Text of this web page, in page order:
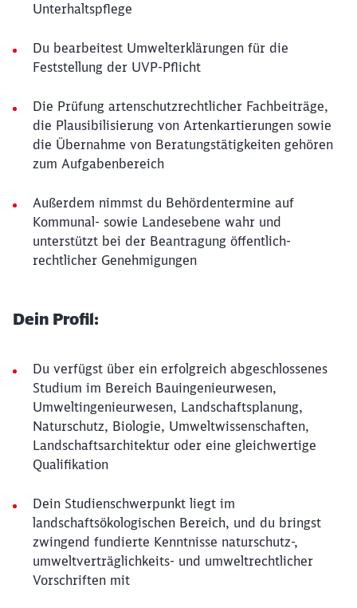
Unterhaltspflege
Du bearbeitest Umwelterklärungen für die
Feststellung der UVP-Pflicht
Die Prüfung artenschutzrechtlicher Fachbeiträge,
die Plausibilisierung von Artenkartierungen sowie
die Übernahme von Beratungstätigkeiten gehören
zum Aufgabenbereich
Außerdem nimmst du Behördentermine auf
Kommunal- sowie Landesebene wahr und
unterstützt bei der Beantragung öffentlich-
rechtlicher Genehmigungen
Dein Profil:
Du verfügst über ein erfolgreich abgeschlossenes
Studium im Bereich Bauingenieurwesen,
Umweltingenieurwesen, Landschaftsplanung,
Naturschutz, Biologie, Umweltwissenschaften,
Landschaftsarchitektur oder eine gleichwertige
Qualifikation
Dein Studienschwerpunkt liegt im
landschaftsökologischen Bereich, und du bringst
zwingend fundierte Kenntnisse naturschutz-,
umweltverträglichkeits- und umweltrechtlicher
Vorschriften mit